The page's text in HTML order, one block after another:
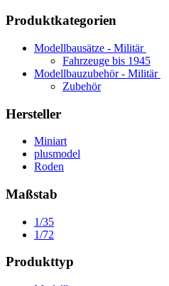
Produktkategorien
Modellbausätze - Militär
Fahrzeuge bis 1945
Modellbauzubehör - Militär
Zubehör
Hersteller
Miniart
plusmodel
Roden
Maßstab
1/35
1/72
Produkttyp